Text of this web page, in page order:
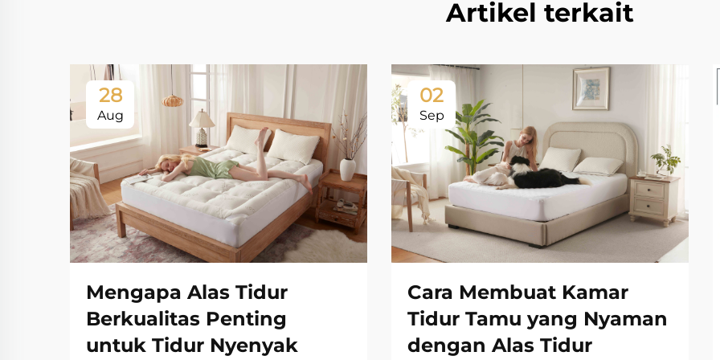
Artikel terkait
28
Aug
Mengapa Alas Tidur
Berkualitas Penting
untuk Tidur Nyenyak
02
Sep
Cara Membuat Kamar
Tidur Tamu yang Nyaman
dengan Alas Tidur